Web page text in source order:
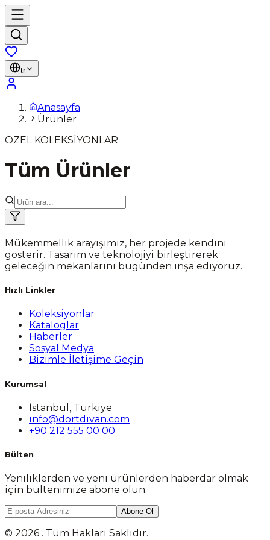
tr
Anasayfa
Ürünler
ÖZEL KOLEKSİYONLAR
Tüm Ürünler
Mükemmellik arayışımız, her projede kendini
gösterir. Tasarım ve teknolojiyi birleştirerek
geleceğin mekanlarını bugünden inşa ediyoruz.
Hızlı Linkler
Koleksiyonlar
Kataloglar
Haberler
Sosyal Medya
Bizimle İletişime Geçin
Kurumsal
İstanbul, Türkiye
info@dortdivan.com
+90 212 555 00 00
Bülten
Yeniliklerden ve yeni ürünlerden haberdar olmak
için bültenimize abone olun.
Abone Ol
© 2026 . Tüm Hakları Saklıdır.